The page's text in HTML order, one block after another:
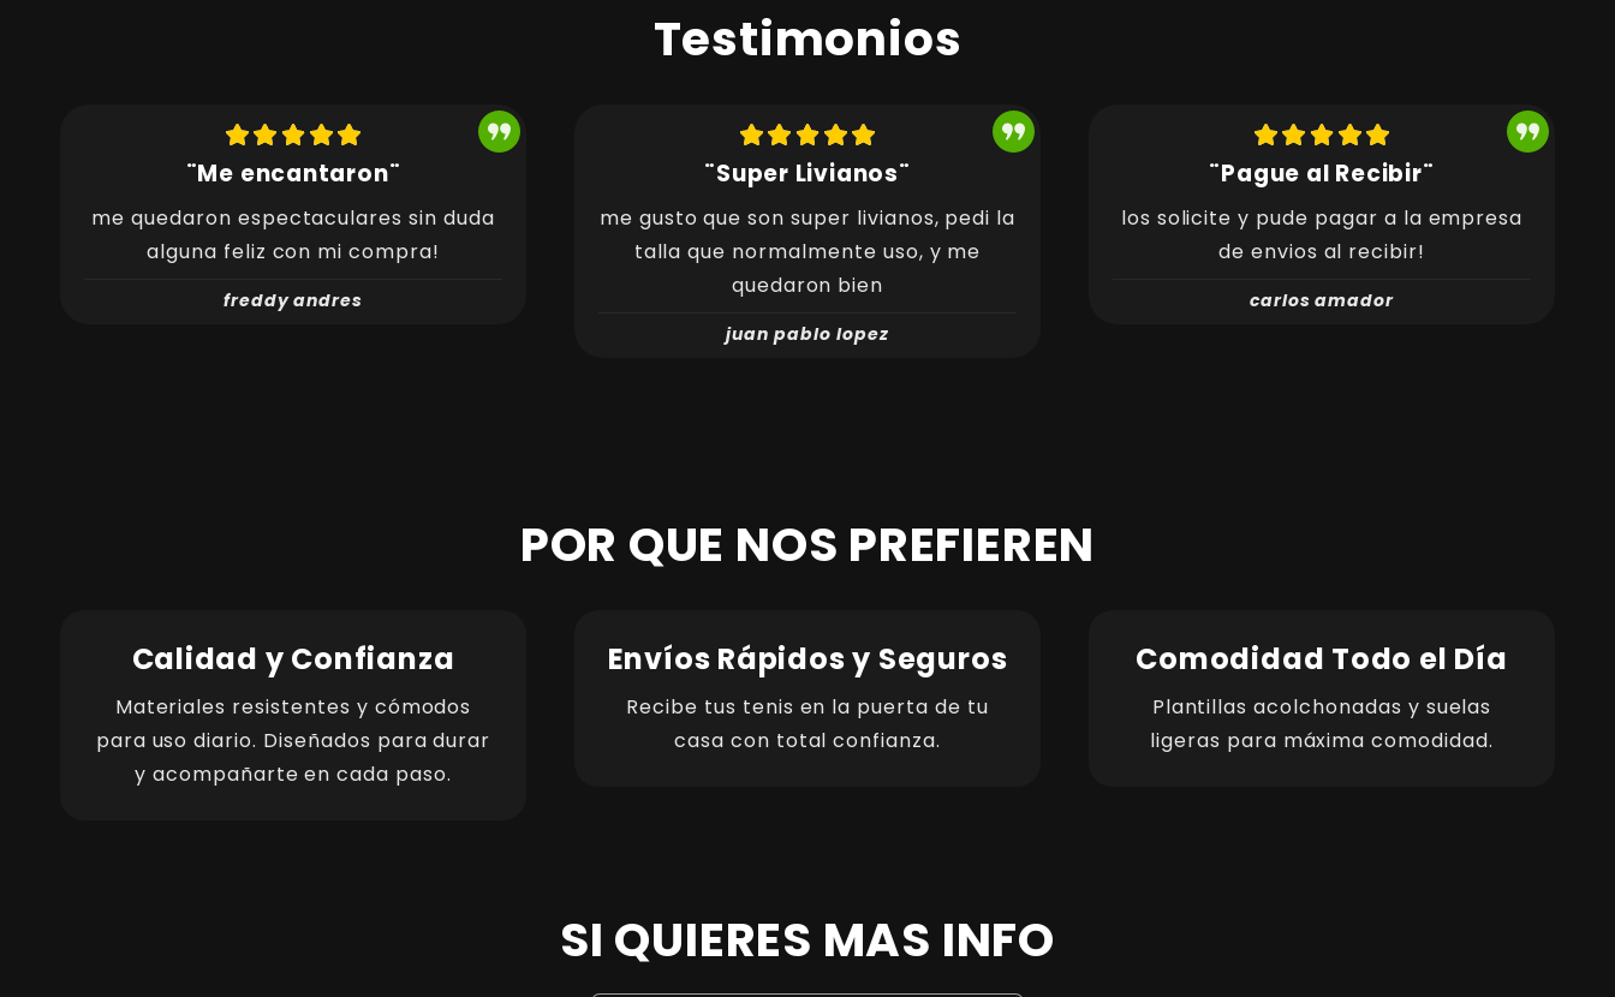
Testimonios
¨Me encantaron¨
me quedaron espectaculares sin duda
alguna feliz con mi compra!
freddy andres
¨Super Livianos¨
me gusto que son super livianos, pedi la
talla que normalmente uso, y me
quedaron bien
juan pablo lopez
¨Pague al Recibir¨
los solicite y pude pagar a la empresa
de envios al recibir!
carlos amador
POR QUE NOS PREFIEREN
Calidad y Confianza
Materiales resistentes y cómodos
para uso diario. Diseñados para durar
y acompañarte en cada paso.
Envíos Rápidos y Seguros
Recibe tus tenis en la puerta de tu
casa con total confianza.
Comodidad Todo el Día
Plantillas acolchonadas y suelas
ligeras para máxima comodidad.
SI QUIERES MAS INFO